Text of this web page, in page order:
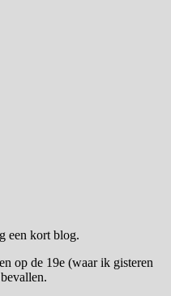
een kort blog.
op de 19e (waar ik gisteren